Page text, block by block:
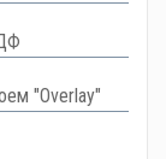
"Overlay"